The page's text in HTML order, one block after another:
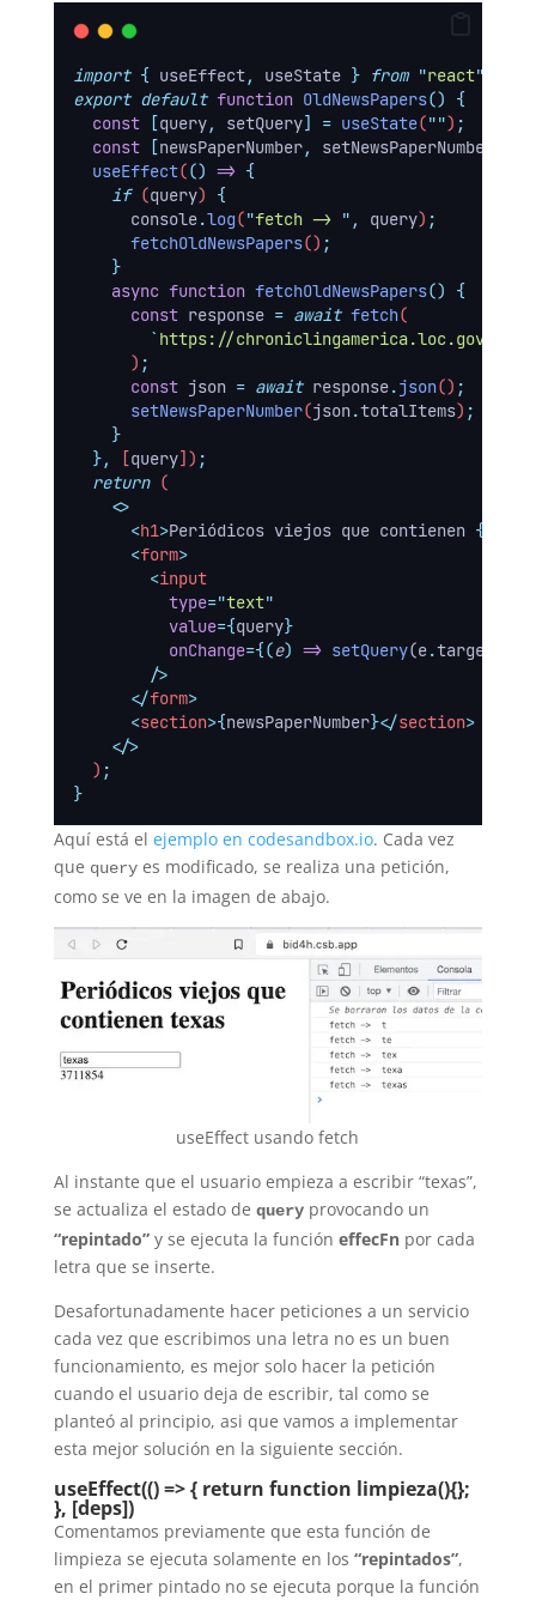
import { useEffect, useState } from "react"
export default function OldNewsPapers()
{
const
[query, setQuery] = useState("") ;
const
[newsPaperNumber, setNewsPaperNumber
useEffect(() => {
if (query) {
console.log("fetch -> " , query) ;
fetchOldNewsPapers() ;
}
async function fetchOldNewsPapers()
{
const response = await fetch(
` https://chroniclingamerica.loc.gov/
      )
;
const json = await response.json() ;
setNewsPaperNumber(json.totalItems) ;
}
},
[query]) ;
return (
<>
<h1>Periódicos viejos que contienen {
<form>
<input
type="text"
value={query}
onChange={(e) => setQuery(e.target
        />
</form>
<section>{newsPaperNumber}</section>
</>
  )
;
}
Aquí está el ejemplo en codesandbox.io. Cada vez
que queryes modificado, se realiza una petición,
como se ve en la imagen de abajo.
useEffect usando fetch
Al instante que el usuario empieza a escribir “texas”,
se actualiza el estado de queryprovocando un
“repintado”y se ejecuta la función effecFnpor cada
letra que se inserte.
Desafortunadamente hacer peticiones a un servicio
cada vez que escribimos una letra no es un buen
funcionamiento, es mejor solo hacer la petición
cuando el usuario deja de escribir, tal como se
planteó al principio, asi que vamos a implementar
esta mejor solución en la siguiente sección.
useEffect(() => { return function limpieza(){};
}, [deps])
Comentamos previamente que esta función de
limpieza se ejecuta solamente en los “repintados”,
en el primer pintado no se ejecuta porque la función